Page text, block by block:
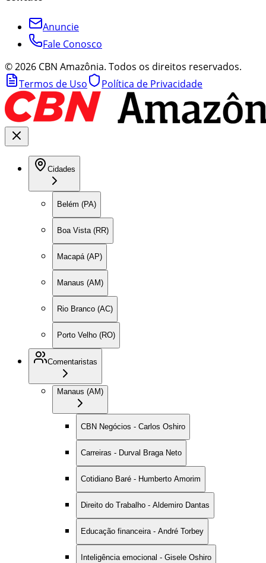
Anuncie
Fale Conosco
©2026 CBN Amazônia. Todos os direitos reservados.
Termos de Uso
Política de Privacidade
Cidades
Belém (PA)
Boa Vista (RR)
Macapá (AP)
Manaus (AM)
Rio Branco (AC)
Porto Velho (RO)
Comentaristas
Manaus (AM)
CBN Negócios - Carlos Oshiro
Carreiras - Durval Braga Neto
Cotidiano Baré - Humberto Amorim
Direito do Trabalho - Aldemiro Dantas
Educação financeira - André Torbey
Inteligência emocional - Gisele Oshiro